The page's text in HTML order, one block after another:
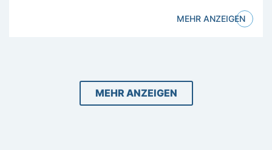
MEHR ANZEIGEN
MEHR ANZEIGEN